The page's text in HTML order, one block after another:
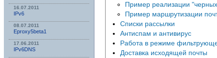
16.07.2011
IPv6
08.07.2011
Eproxy5beta1
17.06.2011
IPv6DNS
Пример реализации
Пример маршрутизации
Списки рассылки
Антиспам и антивирус
Работа в режиме
Доставка исходящей почты